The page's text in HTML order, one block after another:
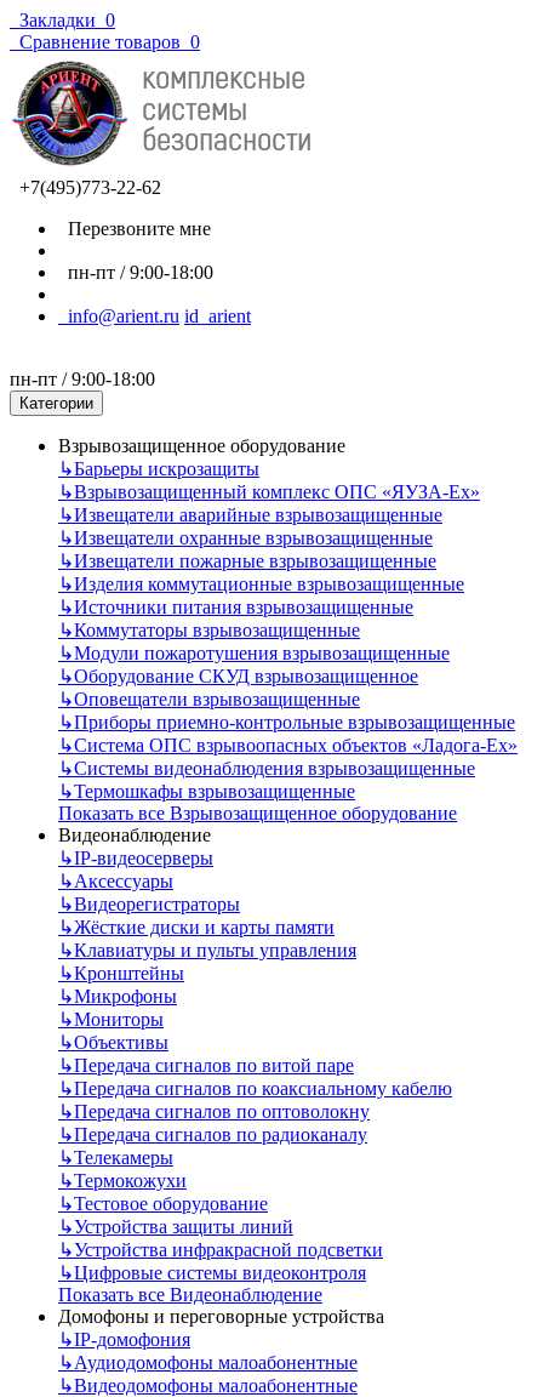
Закладки 0
Сравнение товаров 0
+7(495)773-22-62
Перезвоните мне
пн-пт / 9:00-18:00
info@arient.ru id_arient
пн-пт / 9:00-18:00
Категории
Взрывозащищенное оборудование
↳Барьеры искрозащиты
↳Взрывозащищенный комплекс ОПС «ЯУЗА-Ех»
↳Извещатели аварийные взрывозащищенные
↳Извещатели охранные взрывозащищенные
↳Извещатели пожарные взрывозащищенные
↳Изделия коммутационные взрывозащищенные
↳Источники питания взрывозащищенные
↳Коммутаторы взрывозащищенные
↳Модули пожаротушения взрывозащищенные
↳Оборудование СКУД взрывозащищенное
↳Оповещатели взрывозащищенные
↳Приборы приемно-контрольные взрывозащищенные
↳Система ОПС взрывоопасных объектов «Ладога-Ex»
↳Системы видеонаблюдения взрывозащищенные
↳Термошкафы взрывозащищенные
Показать все Взрывозащищенное оборудование
Видеонаблюдение
↳IP-видеосерверы
↳Аксессуары
↳Видеорегистраторы
↳Жёсткие диски и карты памяти
↳Клавиатуры и пульты управления
↳Кронштейны
↳Микрофоны
↳Мониторы
↳Объективы
↳Передача сигналов по витой паре
↳Передача сигналов по коаксиальному кабелю
↳Передача сигналов по оптоволокну
↳Передача сигналов по радиоканалу
↳Телекамеры
↳Термокожухи
↳Тестовое оборудование
↳Устройства защиты линий
↳Устройства инфракрасной подсветки
↳Цифровые системы видеоконтроля
Показать все Видеонаблюдение
Домофоны и переговорные устройства
↳IP-домофония
↳Аудиодомофоны малоабонентные
↳Видеодомофоны малоабонентные